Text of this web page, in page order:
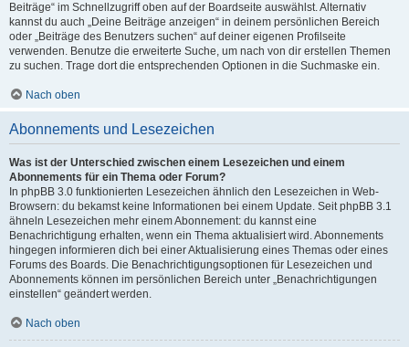
Beiträge“ im Schnellzugriff oben auf der Boardseite auswählst. Alternativ
kannst du auch „Deine Beiträge anzeigen“ in deinem persönlichen Bereich
oder „Beiträge des Benutzers suchen“ auf deiner eigenen Profilseite
verwenden. Benutze die erweiterte Suche, um nach von dir erstellen Themen
zu suchen. Trage dort die entsprechenden Optionen in die Suchmaske ein.
Nach oben
Abonnements und Lesezeichen
Was ist der Unterschied zwischen einem Lesezeichen und einem
Abonnements für ein Thema oder Forum?
In phpBB 3.0 funktionierten Lesezeichen ähnlich den Lesezeichen in Web-
Browsern: du bekamst keine Informationen bei einem Update. Seit phpBB 3.1
ähneln Lesezeichen mehr einem Abonnement: du kannst eine
Benachrichtigung erhalten, wenn ein Thema aktualisiert wird. Abonnements
hingegen informieren dich bei einer Aktualisierung eines Themas oder eines
Forums des Boards. Die Benachrichtigungsoptionen für Lesezeichen und
Abonnements können im persönlichen Bereich unter „Benachrichtigungen
einstellen“ geändert werden.
Nach oben